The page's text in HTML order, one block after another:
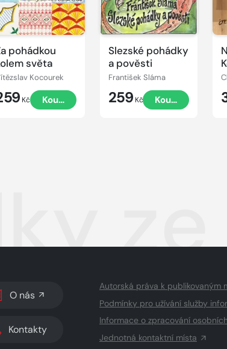
pohádkou
světa
Kocourek
Kč Koupit
Slezské pohádky
a pověsti
František Sláma
259 Kč Koupit
O nás
Kontakty
Autorská práva k publikovaným
Podmínky pro užívání služby
Informace o zpracování
Jednotná kontaktní místa